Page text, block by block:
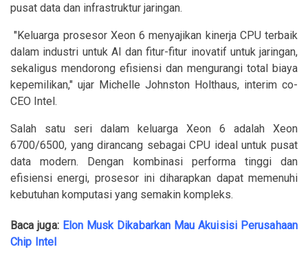
pusat data dan infrastruktur jaringan.
"Keluarga prosesor Xeon 6 menyajikan kinerja CPU terbaik
dalam industri untuk AI dan fitur-fitur inovatif untuk jaringan,
sekaligus mendorong efisiensi dan mengurangi total biaya
kepemilikan," ujar Michelle Johnston Holthaus, interim co-
CEO Intel.
Salah satu seri dalam keluarga Xeon 6 adalah Xeon
6700/6500, yang dirancang sebagai CPU ideal untuk pusat
data modern. Dengan kombinasi performa tinggi dan
efisiensi energi, prosesor ini diharapkan dapat memenuhi
kebutuhan komputasi yang semakin kompleks.
Baca juga: Elon Musk Dikabarkan Mau Akuisisi Perusahaan
Chip Intel